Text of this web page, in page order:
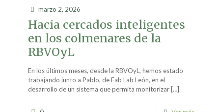
marzo 2, 2026
Hacia cercados inteligentes
en los colmenares de la
RBVOyL
En los últimos meses, desde la RBVOyL, hemos estado
trabajando junto a Pablo, de Fab Lab León, en el
desarrollo de un sistema que permita monitorizar[…]